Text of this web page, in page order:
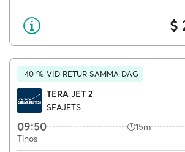
$
-40 % VID RETUR SAMMA DAG
TERA JET 2
SEAJETS
09:50 15m
Tinos